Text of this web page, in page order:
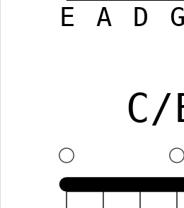
E A D G
C/